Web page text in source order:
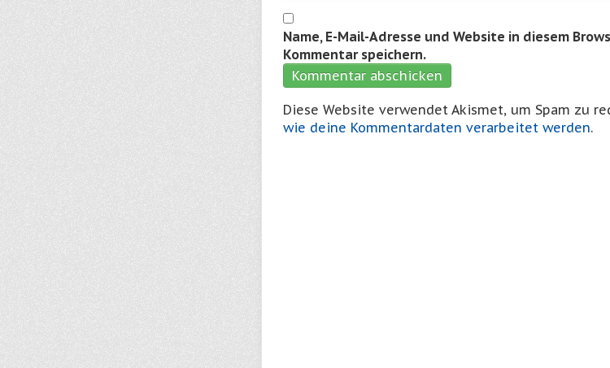
Name, E-Mail-Adresse und Website in diesem
Kommentar speichern.
Diese Website verwendet Akismet, um Spam zu
wie deine Kommentardaten verarbeitet werden.